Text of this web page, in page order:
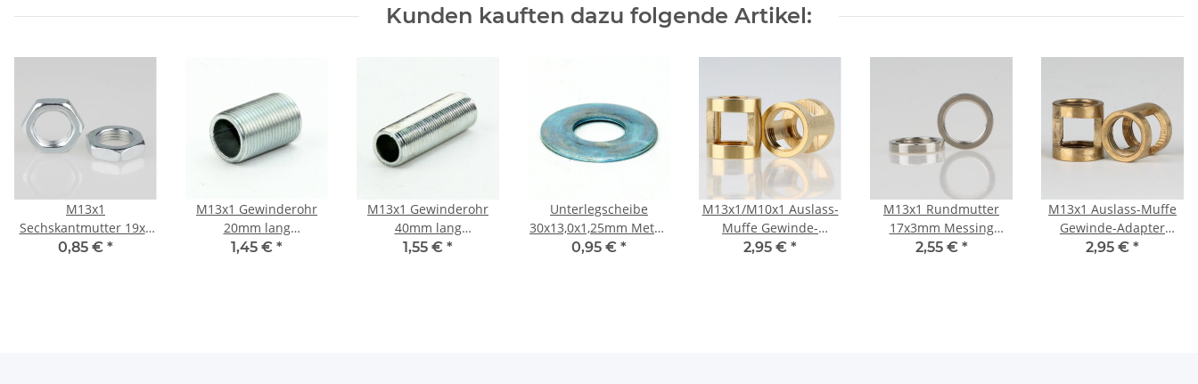
Kunden kauften dazu folgende Artikel:
M13x1
Sechskantmutter 19x5
Metall verzinkt
0,85 € *
M13x1 Gewinderohr
20mm lang
Metall/Eisen verzinkt
1,45 € *
M13x1 Gewinderohr
40mm lang
Metall/Eisen verzinkt
1,55 € *
Unterlegscheibe
30x13,0x1,25mm Metall
verzinkt (für M13
0,95 € *
M13x1/M10x1 Auslass-
Muffe Gewinde-
Adapter 17x18mm
2,95 € *
M13x1 Rundmutter
17x3mm Messing
vernickelt
2,55 € *
M13x1 Auslass-Muffe
Gewinde-Adapter
17x18mm Messing 2
2,95 € *